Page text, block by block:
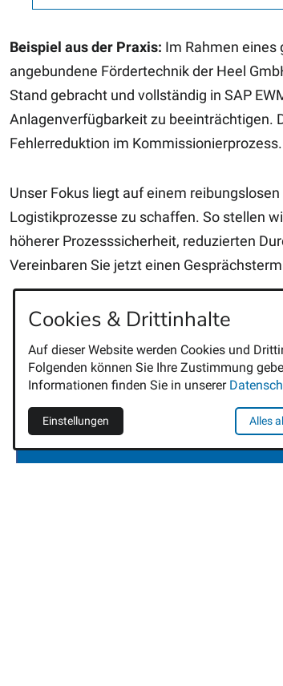
Beispiel aus der Praxis: Im Rahmen eines
angebundene Fördertechnik der Heel
Stand gebracht und vollständig in SAP
Anlagenverfügbarkeit zu beeinträchtigen.
Fehlerreduktion im
Unser Fokus liegt auf einem
Logistikprozesse zu schaffen. So stellen
höherer Prozesssicherheit, reduzierten
Vereinbaren Sie jetzt einen
Cookies & Drittinhalte
Auf dieser Website werden Cookies und
Folgenden können Sie Ihre Zustimmung
Informationen finden Sie in unserer
Einstellungen Alles